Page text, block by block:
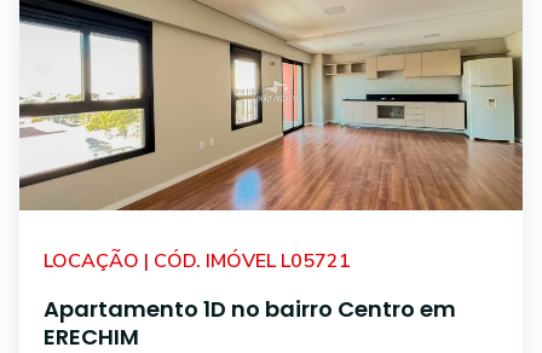
LOCAÇÃO | CÓD. IMÓVEL L05721
Apartamento 1D no bairro Centro em
ERECHIM